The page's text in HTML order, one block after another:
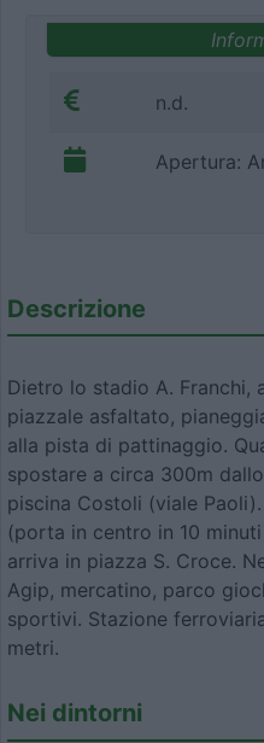
n.d.
Apertura:
Descrizione
Dietro lo stadio A. Franchi,
piazzale asfaltato,
alla pista di pattinaggio.
spostare a circa 300m
piscina Costoli (viale
(porta in centro in 10
arriva in piazza S. Croce.
Agip, mercatino, parco
sportivi. Stazione
metri.
Nei dintorni